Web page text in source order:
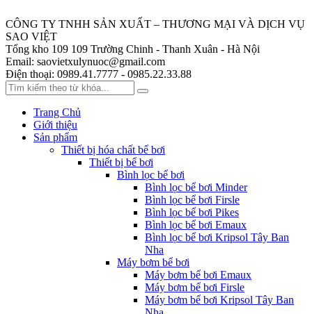
CÔNG TY TNHH SẢN XUẤT – THƯƠNG MẠI VÀ DỊCH VỤ
SAO VIỆT
Tổng kho 109 109 Trường Chinh - Thanh Xuân - Hà Nội
Email: saovietxulynuoc@gmail.com
Điện thoại: 0989.41.7777 - 0985.22.33.88
Trang Chủ
Giới thiệu
Sản phẩm
Thiết bị hóa chất bể bơi
Thiết bị bể bơi
Bình lọc bể bơi
Bình lọc bể bơi Minder
Bình lọc bể bơi Firsle
Bình lọc bể bơi Pikes
Bình lọc bể bơi Emaux
Bình lọc bể bơi Kripsol Tây Ban
Nha
Máy bơm bể bơi
Máy bơm bể bơi Emaux
Máy bơm bể bơi Firsle
Máy bơm bể bơi Kripsol Tây Ban